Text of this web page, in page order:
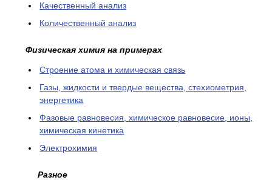
Качественный анализ
Количественный анализ
Физическая химия на примерах
Cтроение атома и химическая связь
Газы, жидкости и твердые вещества, стехиометрия,
энергетика
Фазовые равновесия, химическое равновесие, ионы,
химическая кинетика
Электрохимия
Разное